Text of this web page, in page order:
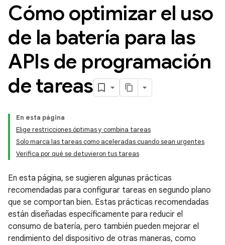
Cómo optimizar el uso
de la batería para las
APIs de programación
de tareas
En esta página
Elige restricciones óptimas y combina tareas
Solo marca las tareas como aceleradas cuando sean urgentes
Verifica por qué se detuvieron tus tareas
En esta página, se sugieren algunas prácticas
recomendadas para configurar tareas en segundo plano
que se comportan bien. Estas prácticas recomendadas
están diseñadas específicamente para reducir el
consumo de batería, pero también pueden mejorar el
rendimiento del dispositivo de otras maneras, como